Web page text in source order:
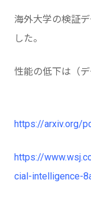
海外大学の検証
した。
性能の低下は（デ
https://arxiv.org/
https://
cial-intelligence-